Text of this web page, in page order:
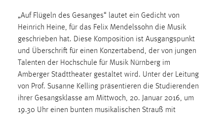
„Auf Flügeln des Gesanges“ lautet ein Gedicht von
Heinrich Heine, für das Felix Mendelssohn die Musik
geschrieben hat. Diese Komposition ist Ausgangspunkt
und Überschrift für einen Konzertabend, der von jungen
Talenten der Hochschule für Musik Nürnberg im
Amberger Stadttheater gestaltet wird. Unter der Leitung
von Prof. Susanne Kelling präsentieren die Studierenden
ihrer Gesangsklasse am Mittwoch, 20. Januar 2016, um
19.30 Uhr einen bunten musikalischen Strauß mit
Sprachpräferenz
Name:
site-language-preference
Zweck:
Das Cookie speichert die gewählte Sprache der Website.
Cookie Laufzeit:
30 Tage